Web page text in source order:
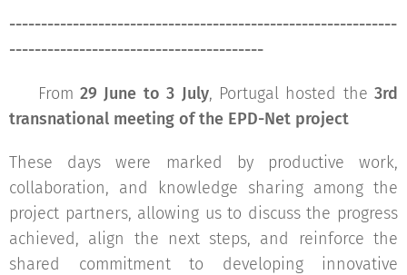
-------------------------------------------------------------
----------------------------------------
📍 From29 June to 3 July, Portugal hosted the3rd
transnational meeting of the EPD-Net project
These days were marked by productive work,
collaboration, and knowledge sharing among the
project partners, allowing us to discuss the progress
achieved, align the next steps, and reinforce the
shared commitment to developing innovative